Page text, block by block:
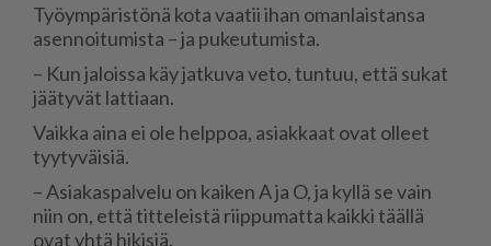
Työ­ym­pä­ris­tö­nä kota vaa­tii ihan oman­lais­tan­sa
asen­noi­tu­mis­ta – ja pu­keu­tu­mis­ta.
– Kun ja­lois­sa käy jat­ku­va veto, tun­tuu, et­tä su­kat
jää­ty­vät lat­ti­aan.
Vaik­ka ai­na ei ole help­poa, asi­ak­kaat ovat ol­leet
tyy­ty­väi­siä.
– Asi­a­kas­pal­ve­lu on kai­ken A ja O, ja kyl­lä se vain
niin on, et­tä tit­te­leis­tä riip­pu­mat­ta kaik­ki tääl­lä
ovat yh­tä hi­ki­siä.